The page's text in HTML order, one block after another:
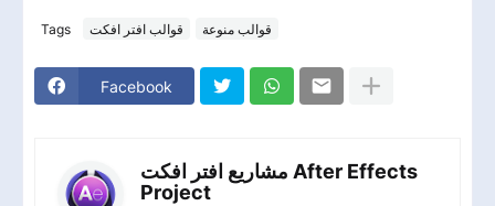
Tags قوالب افتر افكت قوالب منوعة
Facebook
مشاريع افتر افكت After Effects
Project